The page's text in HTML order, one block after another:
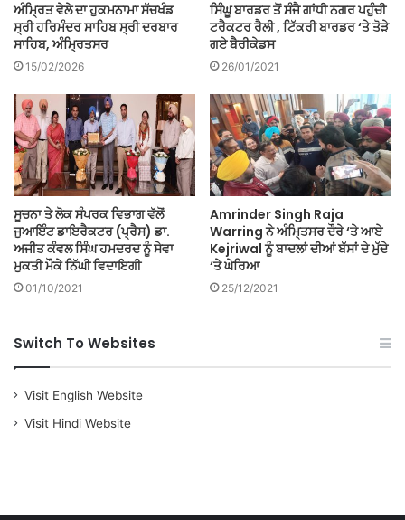
ਅੰਮ੍ਰਿਤ ਵੇਲੇ ਦਾ ਹੁਕਮਨਾਮਾ ਸੱਚਖੰਡ
ਸ੍ਰੀ ਹਰਿਮੰਦਰ ਸਾਹਿਬ ਸ੍ਰੀ ਦਰਬਾਰ
ਸਾਹਿਬ, ਅੰਮ੍ਰਿਤਸਰ
15/02/2026
ਸਿੰਘੂ ਬਾਰਡਰ ਤੋਂ ਸੰਜੈ ਗਾਂਧੀ ਨਗਰ ਪਹੁੰਚੀ
ਟਰੈਕਟਰ ਰੈਲੀ , ਟਿੱਕਰੀ ਬਾਰਡਰ ‘ਤੇ ਤੋੜੇ
ਗਏ ਬੈਰੀਕੇਡਸ
26/01/2021
ਸੂਚਨਾ ਤੇ ਲੋਕ ਸੰਪਰਕ ਵਿਭਾਗ ਵੱਲੋਂ
ਜੁਆਇੰਟ ਡਾਇਰੈਕਟਰ (ਪ੍ਰੈਸ) ਡਾ.
ਅਜੀਤ ਕੰਵਲ ਸਿੰਘ ਹਮਦਰਦ ਨੂੰ ਸੇਵਾ
ਮੁਕਤੀ ਮੌਕੇ ਨਿੱਘੀ ਵਿਦਾਇਗੀ
01/10/2021
Amrinder Singh Raja
Warring ਨੇ ਅੰਮਿ੍ਤਸਰ ਦੌਰੇ ‘ਤੇ ਆਏ
Kejriwal ਨੂੰ ਬਾਦਲਾਂ ਦੀਆਂ ਬੱਸਾਂ ਦੇ ਮੁੱਦੇ
‘ਤੇ ਘੇਰਿਆ
25/12/2021
Switch To Websites
Visit English Website
Visit Hindi Website